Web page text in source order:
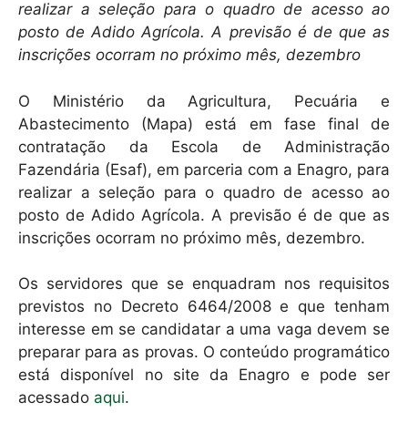
p
p
o
o
realizar a seleção para o quadro de acesso ao
posto de Adido Agrícola. A previsão é de que as
inscrições ocorram no próximo mês, dezembro
O Ministério da Agricultura, Pecuária e
Abastecimento (Mapa) está em fase final de
contratação da Escola de Administração
Fazendária (Esaf), em parceria com a Enagro, para
realizar a seleção para o quadro de acesso ao
posto de Adido Agrícola. A previsão é de que as
inscrições ocorram no próximo mês, dezembro.
Os servidores que se enquadram nos requisitos
previstos no Decreto 6464/2008 e que tenham
interesse em se candidatar a uma vaga devem se
preparar para as provas. O conteúdo programático
está disponível no site da Enagro e pode ser
acessado aqui.